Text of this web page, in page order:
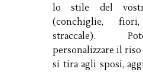
lo stile del
(conchiglie,
straccale).
personalizzare il
si tira agli sposi,